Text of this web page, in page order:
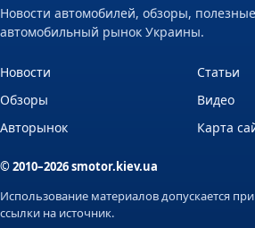
Новости автомобилей, обзоры,
автомобильный рынок Украины.
Новости
Статьи
Обзоры
Видео
Авторынок
Карта
© 2010–2026 smotor.kiev.ua
Использование материалов допускается
ссылки на источник.